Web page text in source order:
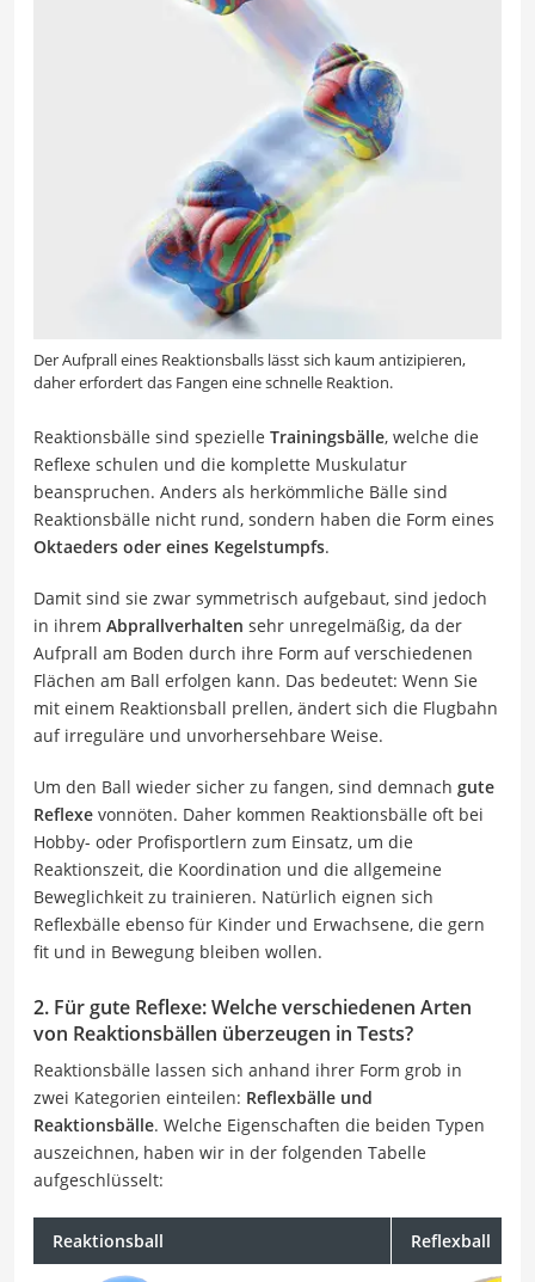
Der Aufprall eines Reaktionsballs lässt sich kaum antizipieren,
daher erfordert das Fangen eine schnelle Reaktion.
Reaktionsbälle sind spezielle Trainingsbälle, welche die
Reflexe schulen und die komplette Muskulatur
beanspruchen. Anders als herkömmliche Bälle sind
Reaktionsbälle nicht rund, sondern haben die Form eines
Oktaeders oder eines Kegelstumpfs.
Damit sind sie zwar symmetrisch aufgebaut, sind jedoch
in ihrem Abprallverhalten sehr unregelmäßig, da der
Aufprall am Boden durch ihre Form auf verschiedenen
Flächen am Ball erfolgen kann. Das bedeutet: Wenn Sie
mit einem Reaktionsball prellen, ändert sich die Flugbahn
auf irreguläre und unvorhersehbare Weise.
Um den Ball wieder sicher zu fangen, sind demnach gute
Reflexe vonnöten. Daher kommen Reaktionsbälle oft bei
Hobby- oder Profisportlern zum Einsatz, um die
Reaktionszeit, die Koordination und die allgemeine
Beweglichkeit zu trainieren. Natürlich eignen sich
Reflexbälle ebenso für Kinder und Erwachsene, die gern
fit und in Bewegung bleiben wollen.
2. Für gute Reflexe: Welche verschiedenen Arten
von Reaktionsbällen überzeugen in Tests?
Reaktionsbälle lassen sich anhand ihrer Form grob in
zwei Kategorien einteilen: Reflexbälle und
Reaktionsbälle. Welche Eigenschaften die beiden Typen
auszeichnen, haben wir in der folgenden Tabelle
aufgeschlüsselt:
Reaktionsball Reflexball